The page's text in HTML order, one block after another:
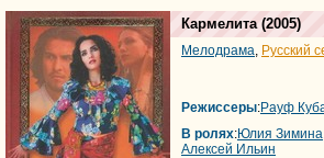
Кармелита (2005)
Мелодрама Русский
Режиссеры:Рауф
В ролях:Юлия Зимина
Алексей Ильин